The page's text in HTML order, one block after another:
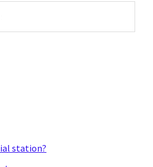
station?